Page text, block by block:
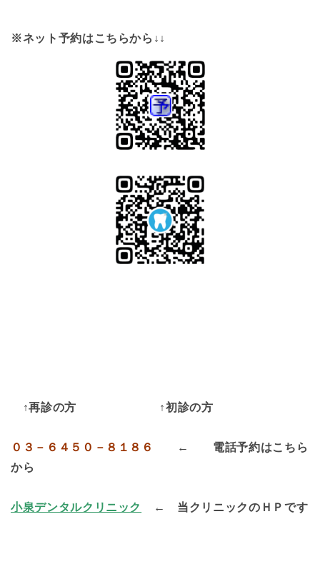
※ネット予約はこちらから↓↓
↑再診の方 ↑初診の方
０３－６４５０－８１８６
← 電話予約はこちら
から
小泉デンタルクリニック ← 当クリニックのＨＰです